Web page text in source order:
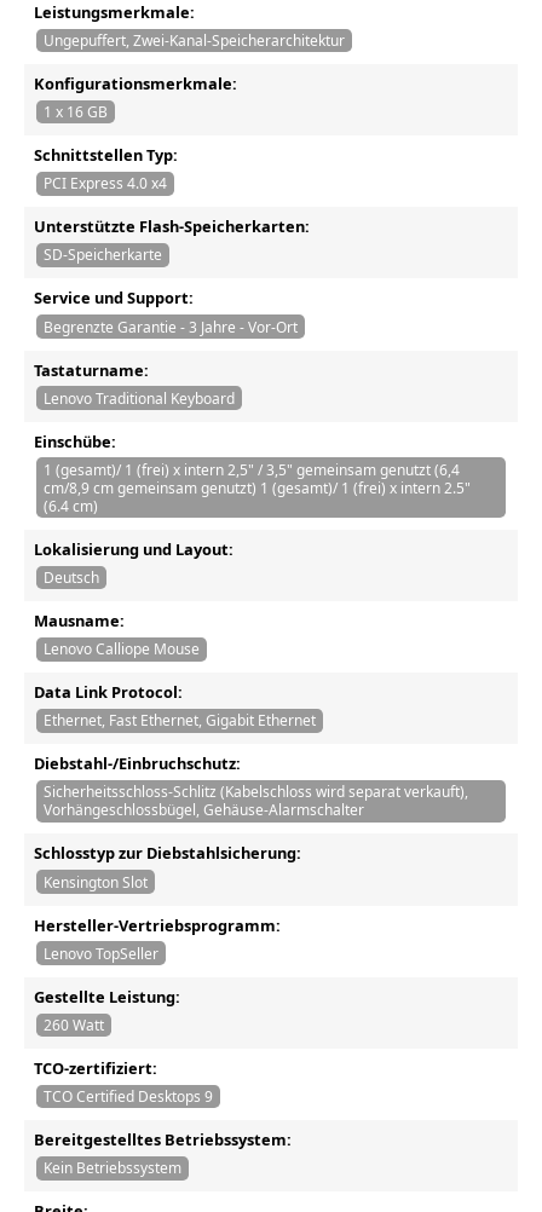
Leistungsmerkmale:
Ungepuffert, Zwei-Kanal-Speicherarchitektur
Konfigurationsmerkmale:
1 x 16 GB
Schnittstellen Typ:
PCI Express 4.0 x4
Unterstützte Flash-Speicherkarten:
SD-Speicherkarte
Service und Support:
Begrenzte Garantie - 3 Jahre - Vor-Ort
Tastaturname:
Lenovo Traditional Keyboard
Einschübe:
1 (gesamt)/ 1 (frei) x intern 2,5" / 3,5" gemeinsam genutzt (6,4
cm/8,9 cm gemeinsam genutzt) 1 (gesamt)/ 1 (frei) x intern 2.5"
(6.4 cm)
Lokalisierung und Layout:
Deutsch
Mausname:
Lenovo Calliope Mouse
Data Link Protocol:
Ethernet, Fast Ethernet, Gigabit Ethernet
Diebstahl-/Einbruchschutz:
Sicherheitsschloss-Schlitz (Kabelschloss wird separat verkauft),
Vorhängeschlossbügel, Gehäuse-Alarmschalter
Schlosstyp zur Diebstahlsicherung:
Kensington Slot
Hersteller-Vertriebsprogramm:
Lenovo TopSeller
Gestellte Leistung:
260 Watt
TCO-zertifiziert:
TCO Certified Desktops 9
Bereitgestelltes Betriebssystem:
Kein Betriebssystem